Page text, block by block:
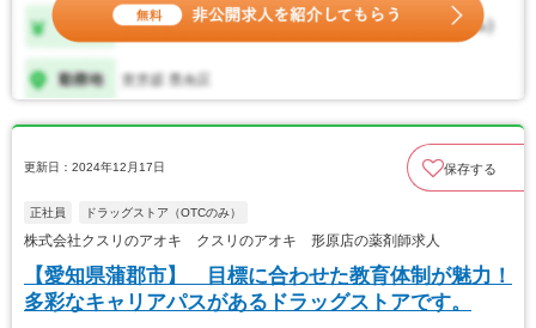
更新日：2024年12月17日 保存する
正社員 ドラッグストア（OTCのみ）
株式会社クスリのアオキ クスリのアオキ 形原店の薬剤師求人
【愛知県蒲郡市】 目標に合わせた教育体制が魅力！
多彩なキャリアパスがあるドラッグストアです。